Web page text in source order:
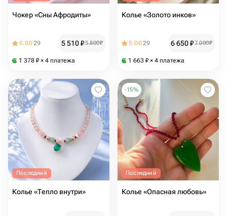
Чокер «Сны Афродиты»
5.0029 5 510₽5 800₽
1 378 ₽ × 4 платежа
Колье «Золото инков»
5.0029 6 650₽7 000₽
1 663 ₽ × 4 платежа
Последний
Колье «Тепло внутри»
-15%
Последний
Колье «Опасная любовь»